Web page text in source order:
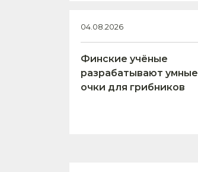
04.08.2026
Финские учёные
разрабатывают умные
очки для грибников